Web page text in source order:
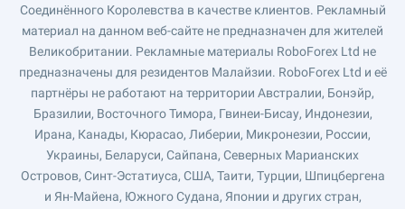
Соединённого Королевства в качестве клиентов. Рекламный
материал на данном веб-сайте не предназначен для жителей
Великобритании. Рекламные материалы RoboForex Ltd не
предназначены для резидентов Малайзии. RoboForex Ltd и её
партнёры не работают на территории Австралии, Бонэйр,
Бразилии, Восточного Тимора, Гвинеи-Бисау, Индонезии,
Ирана, Канады, Кюрасао, Либерии, Микронезии, России,
Украины, Беларуси, Сайпана, Северных Марианских
Островов, Синт-Эстатиуса, США, Таити, Турции, Шпицбергена
и Ян-Майена, Южного Судана, Японии и других стран,